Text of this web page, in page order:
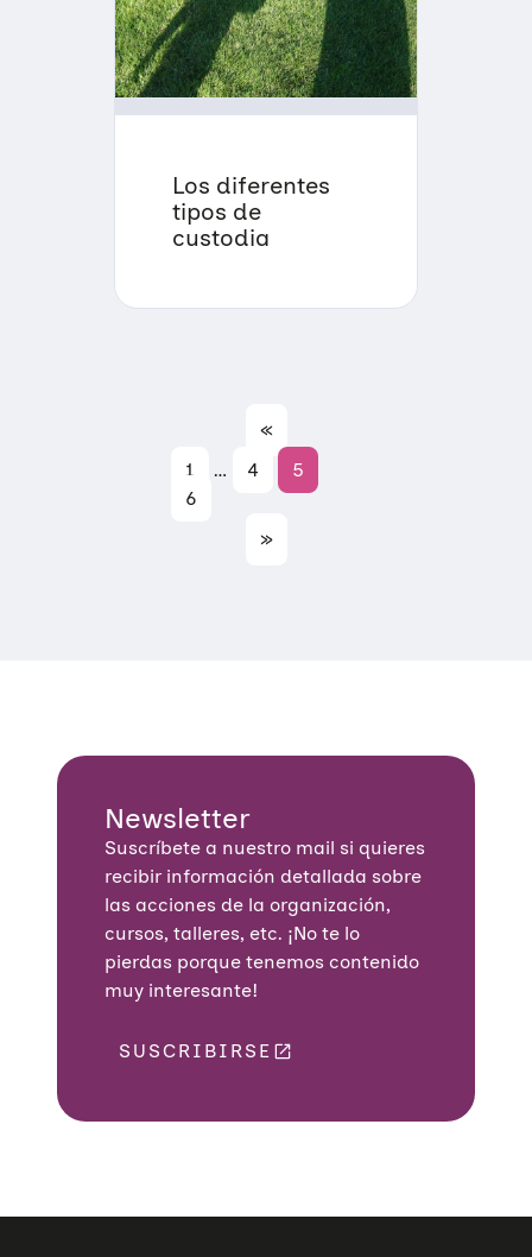
Los diferentes
tipos de
custodia
«
1
… 4
5
6
»
Newsletter
Suscríbete a nuestro mail si quieres
recibir información detallada sobre
las acciones de la organización,
cursos, talleres, etc. ¡No te lo
pierdas porque tenemos contenido
muy interesante!
SUSCRIBIRSE